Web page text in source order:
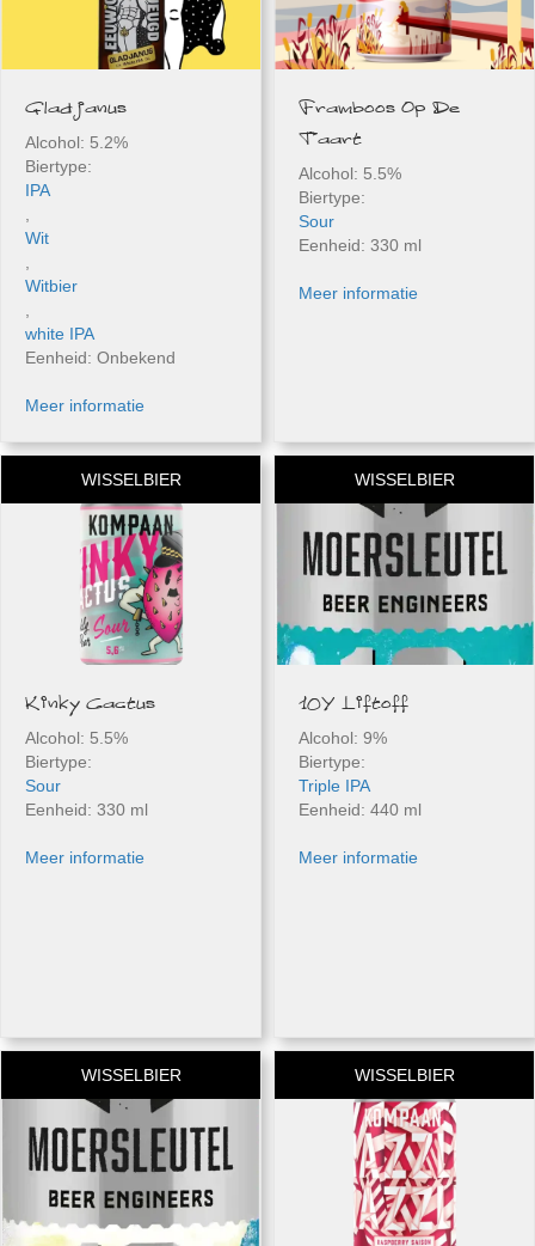
Gladjanus
Alcohol: 5.2%
Biertype:
IPA
,
Wit
,
Witbier
,
white IPA
Eenheid: Onbekend
Meer informatie
Framboos Op De
Taart
Alcohol: 5.5%
Biertype:
Sour
Eenheid: 330 ml
Meer informatie
WISSELBIER
Kinky Cactus
Alcohol: 5.5%
Biertype:
Sour
Eenheid: 330 ml
Meer informatie
WISSELBIER
10Y Liftoff
Alcohol: 9%
Biertype:
Triple IPA
Eenheid: 440 ml
Meer informatie
WISSELBIER WISSELBIER